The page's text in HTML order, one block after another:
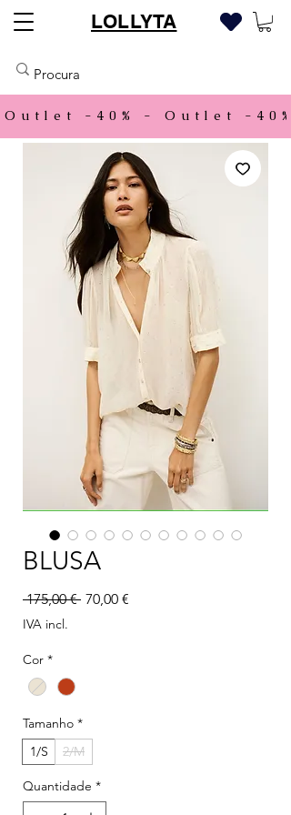
LOLLYTA
Outlet -40% -
BLUSA
175,00 € Preço normal
70,00 €
IVA incl.
Cor *
Tamanho *
1/S
2/M
Quantidade *